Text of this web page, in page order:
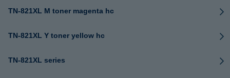
TN-821XL M toner magenta hc
TN-821XL Y toner yellow hc
TN-821XL series